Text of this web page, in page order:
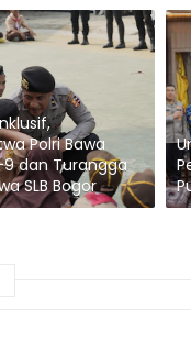
Polri Bawa
9 dan Turangga
SLB Bogor